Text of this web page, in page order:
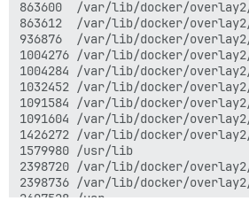
863600  /var/lib/docker/overlay2/
863612  /var/lib/docker/overlay2/
936876  /var/lib/docker/overlay2/
1004276 /var/lib/docker/overlay2/
1004284 /var/lib/docker/overlay2/
1032452 /var/lib/docker/overlay2/
1091584 /var/lib/docker/overlay2/
1091604 /var/lib/docker/overlay2/
1426272 /var/lib/docker/overlay2/
1579980 /usr/lib
2398720 /var/lib/docker/overlay2/
2398736 /var/lib/docker/overlay2/
2607528 /usr